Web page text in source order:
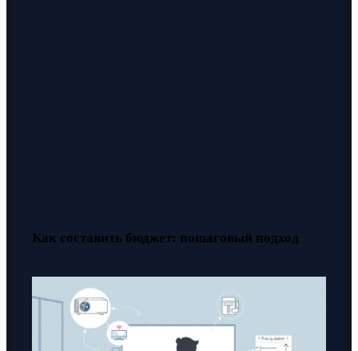
Как составить бюджет: пошаговый подход